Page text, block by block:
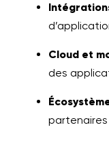
Cloud et
des